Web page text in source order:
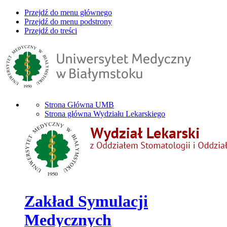
Przejdź do menu głównego
Przejdź do menu podstrony
Przejdź do treści
Strona Główna UMB
Strona główna Wydziału Lekarskiego
Zakład Symulacji
Medycznych